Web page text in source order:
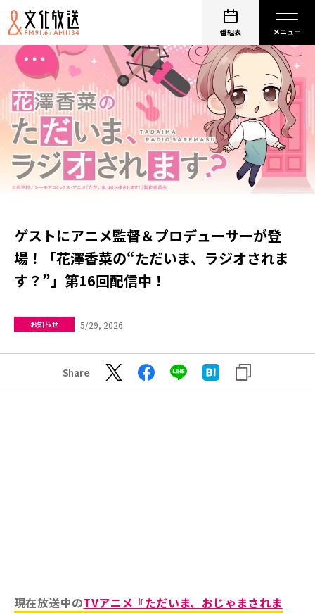
番組表
ゲストにアニメ監督＆プロデューサーが登
場！「花澤香菜の“ただいま、ラジオされま
す？”」第16回配信中！
お知らせ 5/29, 2026
Share
現在放送中のTVアニメ『ただいま、おじゃまされま